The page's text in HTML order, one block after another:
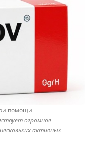
помощи
огромное
активных